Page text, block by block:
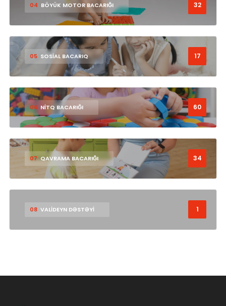
04 BÖYÜK MOTOR BACARIĞI 32
05 SOSİAL BACARIQ 17
06 NİTQ BACARIĞI 60
07 QAVRAMA BACARIĞI 34
08 VALİDEYN DƏSTƏYİ 1